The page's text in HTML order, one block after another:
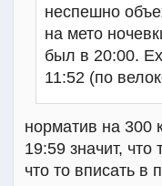
неспешно
на мето
был в 20:00.
11:52 (по
норматив на 300
19:59 значит,
что то вписать в